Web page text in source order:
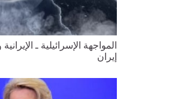
المواجهة الإسرائيلية ـ
إيران